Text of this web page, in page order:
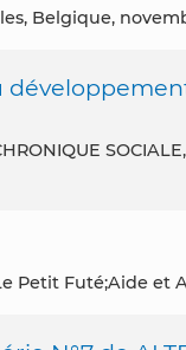
Belgique,
Petit Futé;Aide et